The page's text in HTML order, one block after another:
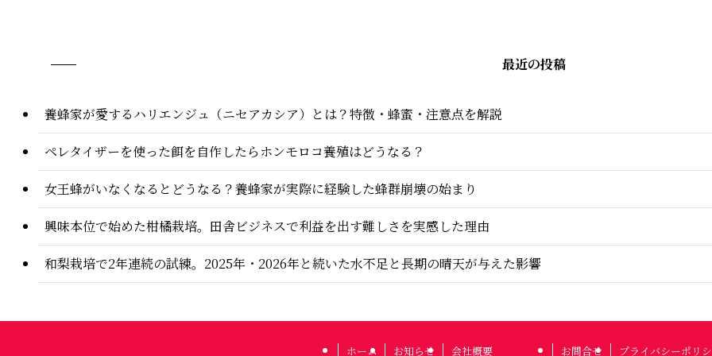
最近の投稿
養蜂家が愛するハリエンジュ（ニセアカシア）とは？特徴・蜂蜜・注意点を解説
ペレタイザーを使った餌を自作したらホンモロコ養殖はどうなる？
女王蜂がいなくなるとどうなる？養蜂家が実際に経験した蜂群崩壊の始まり
興味本位で始めた柑橘栽培。田舎ビジネスで利益を出す難しさを実感した理由
和梨栽培で2年連続の試練。2025年・2026年と続いた水不足と長期の晴天が与えた影響
ホーム お知らせ 会社概要 お問合せ プライバシーポリ